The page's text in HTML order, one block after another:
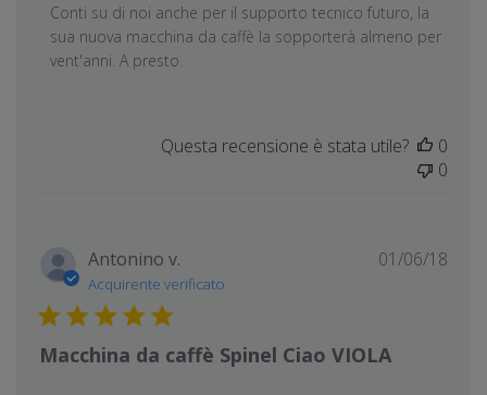
Conti su di noi anche per il supporto tecnico futuro, la
sua nuova macchina da caffè la sopporterà almeno per
vent'anni. A presto.
Questa recensione è stata utile?
0
0
Antonino v.
Acquirente verificato
Macchina da caffè Spinel Ciao VIOLA
01/06/18